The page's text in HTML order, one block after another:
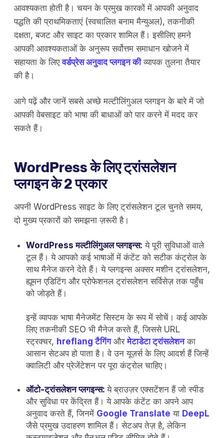
आवश्यकता होती है। चयन के प्रमुख कारकों में आपकी अनुवाद
पद्धति की प्राथमिकताएं (स्वचालित बनाम मैन्युअल), तकनीकी
दक्षता, बजट और साइट का प्रकार शामिल हैं। इसीलिए हमने
आपकी आवश्यकताओं के अनुरूप सर्वोत्तम समाधान खोजने में
सहायता के लिएवर्डप्रेस अनुवाद प्लगइन कीव्यापक तुलना तैयार
की है।
आगे पढ़ें और जानें सबसे अच्छे मल्टीलिंगुअल प्लगइन के बारे में जो
आपकी वेबसाइट को भाषा की बाधाओं को पार करने में मदद कर
सकते हैं।
WordPress के लिए ट्रांसलेशन
प्लगइन के 2 प्रकार
अपनी WordPress साइट के लिए ट्रांसलेशन टूल चुनते समय,
दो मुख्य प्रकारों को समझना ज़रूरी है।
WordPress मल्टीलिंगुअल प्लगइन्स: ये पूरी सुविधाओं वाले
टूल हैं। ये आपको कई भाषाओं में कंटेंट को सटीक कंट्रोल के
साथ मैनेज करने देते हैं। ये प्लगइन्स अक्सर मशीन ट्रांसलेशन,
ह्यूमन एडिटिंग और प्रोफेशनल ट्रांसलेशन सर्विसेज़ तक पहुँच
को जोड़ते हैं।
इन्हें व्यापक भाषा मैनेजमेंट सिस्टम के रूप में सोचें। कई आपके
लिए तकनीकी SEO भी मैनेज करते हैं, जिससे URL
स्ट्रक्चर, hreflang टैगिंगऔरमेटाडेटा ट्रांसलेशनका
आसान सेटअप हो पाता है। वे उन यूज़र्स के लिए आदर्श हैं जिन्हें
क्वालिटी और प्रेजेंटेशन पर पूरा कंट्रोल चाहिए।
ऑटो-ट्रांसलेशन प्लगइन्स:ये ब्राउज़र एक्सटेंशन हैं जो स्पीड
और सुविधा पर केंद्रित हैं। ये आपके कंटेंट का अपने आप
अनुवाद करते हैं, जिनमें Google Translate या DeepL
जैसे प्रमुख उदाहरण शामिल हैं। सेटअप तेज़ है, लेकिन